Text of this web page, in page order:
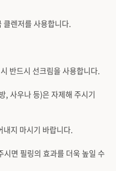
클렌저를 사용합니다.
반드시 선크림을 사용합니다.
, 사우나 등)은 자제해 주시기
내지 마시기 바랍니다.
면 필링의 효과를 더욱 높일 수